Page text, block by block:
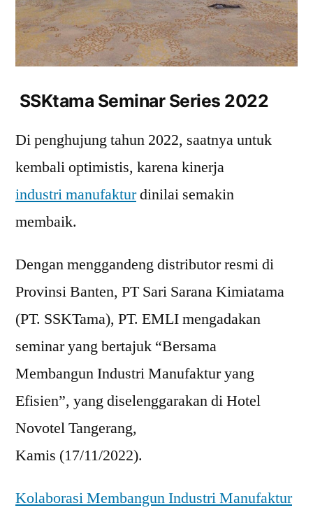
SSKtama Seminar Series 2022
Di penghujung tahun 2022, saatnya untuk
kembali optimistis, karena kinerja
industri manufakturdinilai semakin
membaik.
Dengan menggandeng distributor resmi di
Provinsi Banten, PT Sari Sarana Kimiatama
(PT. SSKTama), PT. EMLI mengadakan
seminar yang bertajuk “Bersama
Membangun Industri Manufaktur yang
Efisien”, yang diselenggarakan di Hotel
Novotel Tangerang,
Kamis (17/11/2022).
Kolaborasi Membangun Industri Manufaktur